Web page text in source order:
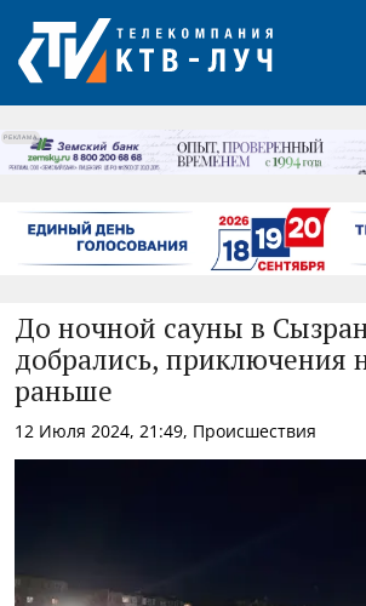
РЕКЛАМА
До ночной сауны в
добрались, приключения
раньше
12 Июля 2024, 21:49, Происшествия